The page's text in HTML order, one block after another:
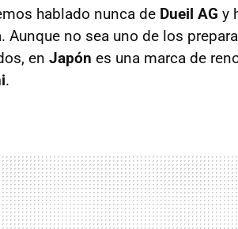
hablado nunca de Dueil AG y
Aunque no sea uno de los
en Japón es una marca de
.